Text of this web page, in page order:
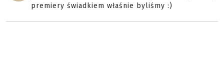
premiery świadkiem właśnie byliśmy :)